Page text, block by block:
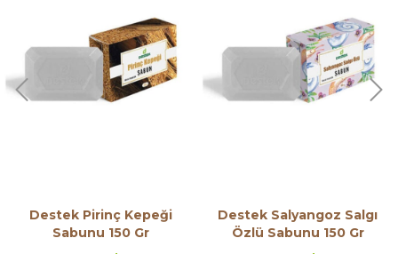
Destek Pirinç Kepeği
Sabunu 150 Gr
Destek Salyangoz Salgı
Özlü Sabunu 150 Gr